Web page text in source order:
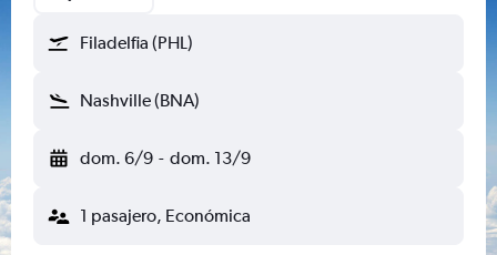
Filadelfia (PHL)
Nashville (BNA)
dom. 6/9 - dom. 13/9
1 pasajero, Económica